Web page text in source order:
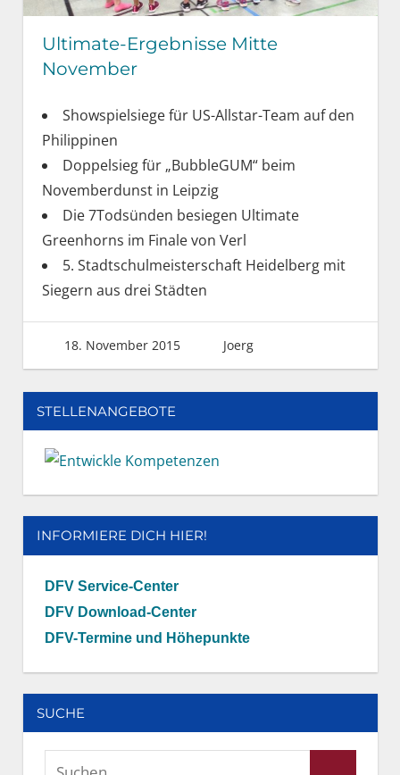
Ultimate-Ergebnisse Mitte
November
Showspielsiege für US-Allstar-Team auf den
Philippinen
Doppelsieg für „BubbleGUM“ beim
Novemberdunst in Leipzig
Die 7Todsünden besiegen Ultimate
Greenhorns im Finale von Verl
5. Stadtschulmeisterschaft Heidelberg mit
Siegern aus drei Städten
18. November 2015 Joerg
STELLENANGEBOTE
INFORMIERE DICH HIER!
DFV Service-Center
DFV Download-Center
DFV-Termine und Höhepunkte
SUCHE
Suchen